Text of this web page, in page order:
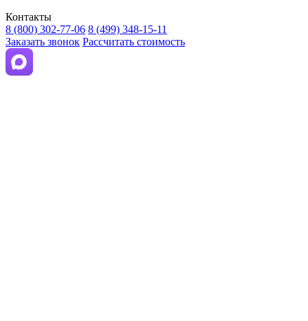
Контакты
8 (800) 302-77-06 8 (499) 348-15-11
Заказать звонок Рассчитать стоимость